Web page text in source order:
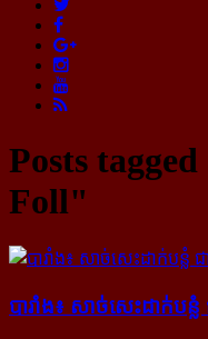
Posts
Foll"
បារាំង៖ សាច់សេះ​ដាក់​បន្